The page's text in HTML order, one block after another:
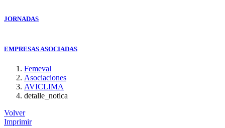
JORNADAS
EMPRESAS ASOCIADAS
Femeval
Asociaciones
AVICLIMA
detalle_notica
Volver
Imprimir